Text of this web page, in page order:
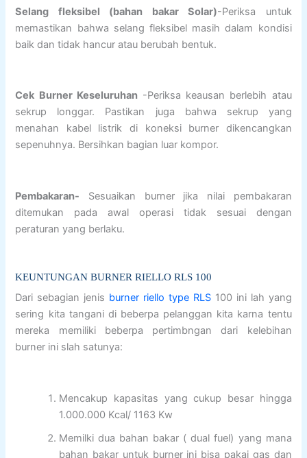
Selang fleksibel (bahan bakar Solar)-Periksa untuk
memastikan bahwa selang fleksibel masih dalam kondisi
baik dan tidak hancur atau berubah bentuk.
Cek Burner Keseluruhan-Periksa keausan berlebih atau
sekrup longgar. Pastikan juga bahwa sekrup yang
menahan kabel listrik di koneksi burner dikencangkan
sepenuhnya. Bersihkan bagian luar kompor.
Pembakaran- Sesuaikan burner jika nilai pembakaran
ditemukan pada awal operasi tidak sesuai dengan
peraturan yang berlaku.
KEUNTUNGAN BURNER RIELLO RLS 100
Dari sebagian jenis burner riello type RLS100 ini lah yang
sering kita tangani di beberpa pelanggan kita karna tentu
mereka memiliki beberpa pertimbngan dari kelebihan
burner ini slah satunya:
Mencakup kapasitas yang cukup besar hingga
1.000.000 Kcal/ 1163 Kw
Memilki dua bahan bakar ( dual fuel) yang mana
bahan bakar untuk burner ini bisa pakai gas dan